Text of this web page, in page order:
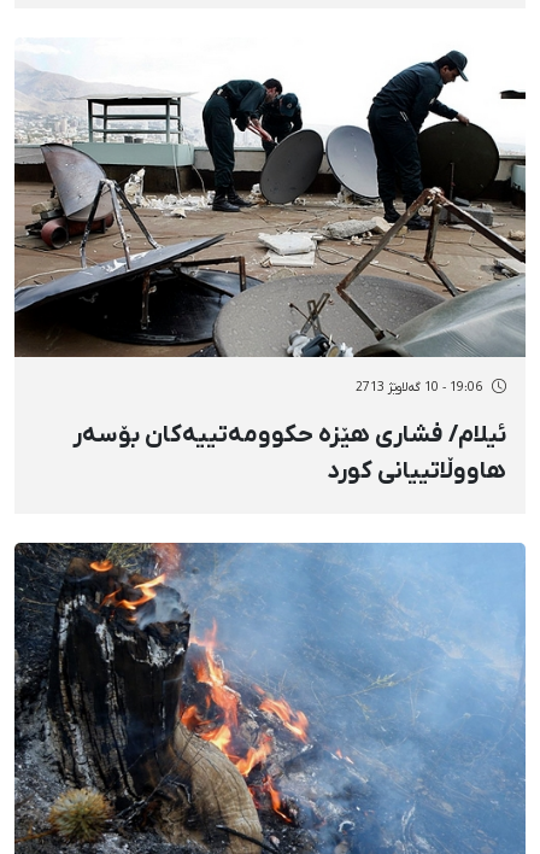
19:06 - 10 گەلاوێژ 2713
ئیلام/ فشاری هێزە حکوومەتییەکان بۆسەر
هاووڵاتییانی کورد